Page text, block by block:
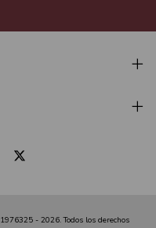
- 2026. Todos los derechos